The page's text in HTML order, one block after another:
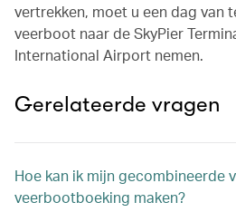
vertrekken, moet u een dag van
veerboot naar de SkyPier
International Airport nemen.
Gerelateerde vragen
Hoe kan ik mijn gecombineerde
veerbootboeking maken?